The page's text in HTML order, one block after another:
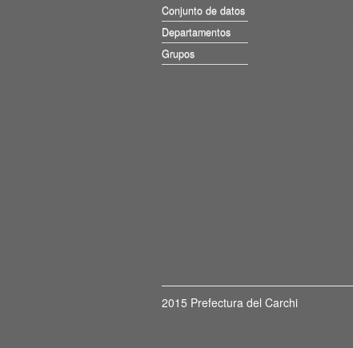
Conjunto de datos
Departamentos
Grupos
2015 Prefectura del Carchi